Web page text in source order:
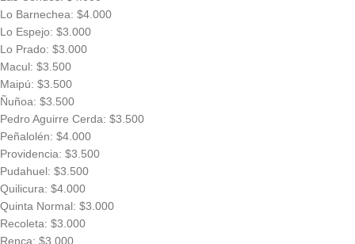
Lo Barnechea: $4.000
Lo Espejo: $3.000
Lo Prado: $3.000
Macul: $3.500
Maipú: $3.500
Ñuñoa: $3.500
Pedro Aguirre Cerda: $3.500
Peñalolén: $4.000
Providencia: $3.500
Pudahuel: $3.500
Quilicura: $4.000
Quinta Normal: $3.000
Recoleta: $3.000
Renca: $3.000